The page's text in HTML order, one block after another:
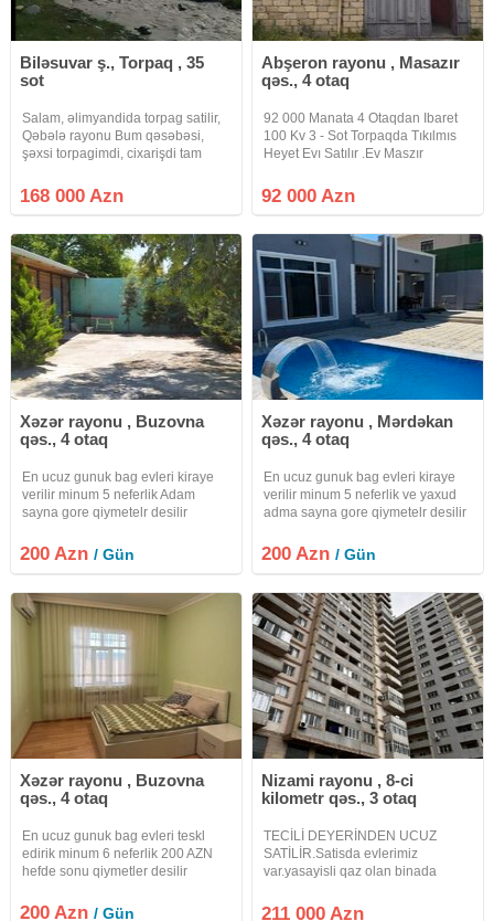
Biləsuvar ş., Torpaq , 35
sot
Salam, əlimyandida torpag satilir,
Qəbələ rayonu Bum qəsəbəsi,
şəxsi torpagimdi, cixarişdi tam
4800 azn, hər tərfi yaşayiş
mətəqəsidir, dag mənzərəli, ana
168 000 Azn
Abşeron rayonu , Masazır
qəs., 4 otaq
92 000 Manata 4 Otaqdan Ibaret
100 Kv 3 - Sot Torpaqda Tıkılmıs
Heyet Evı Satılır .Ev Maszır
ONDERIMIZ HEYDER ELIYEVIN
Lovhesınde Saqa Qalxanda
Yerlesır.Evler
92 000 Azn
Xəzər rayonu , Buzovna
qəs., 4 otaq
En ucuz gunuk bag evleri kiraye
verilir minum 5 neferlik Adam
sayna gore qiymetelr desilir
gunlerinde edrim olunur hefde
sonlarda qiymetler desilir bu yay
200 Azn/ Gün
Xəzər rayonu , Mərdəkan
qəs., 4 otaq
En ucuz gunuk bag evleri kiraye
verilir minum 5 neferlik ve yaxud
adma sayna gore qiymetelr desilir
gunlerinde edrim olunur hefde
sonlarda qiymetler desilir bu isdi
200 Azn/ Gün
Xəzər rayonu , Buzovna
qəs., 4 otaq
En ucuz gunuk bag evleri teskl
edirik minum 6 neferlik 200 AZN
hefde sonu qiymetler desilir
yay gunlernizi bizim bag evlerinde
200 Azn/ Gün
Nizami rayonu , 8-ci
kilometr qəs., 3 otaq
TECİLİ DEYERİNDEN UCUZ
SATİLİR.Satisda evlerimiz
var.yasayisli qaz olan binada
qeseng layihesi olan 2 balqonu 2
211 000 Azn